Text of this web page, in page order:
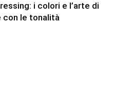
i colori e l’arte di
con le tonalità